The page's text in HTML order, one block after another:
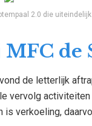
2.0 die
de
de letterlijk
vervolg
is verkoeling,